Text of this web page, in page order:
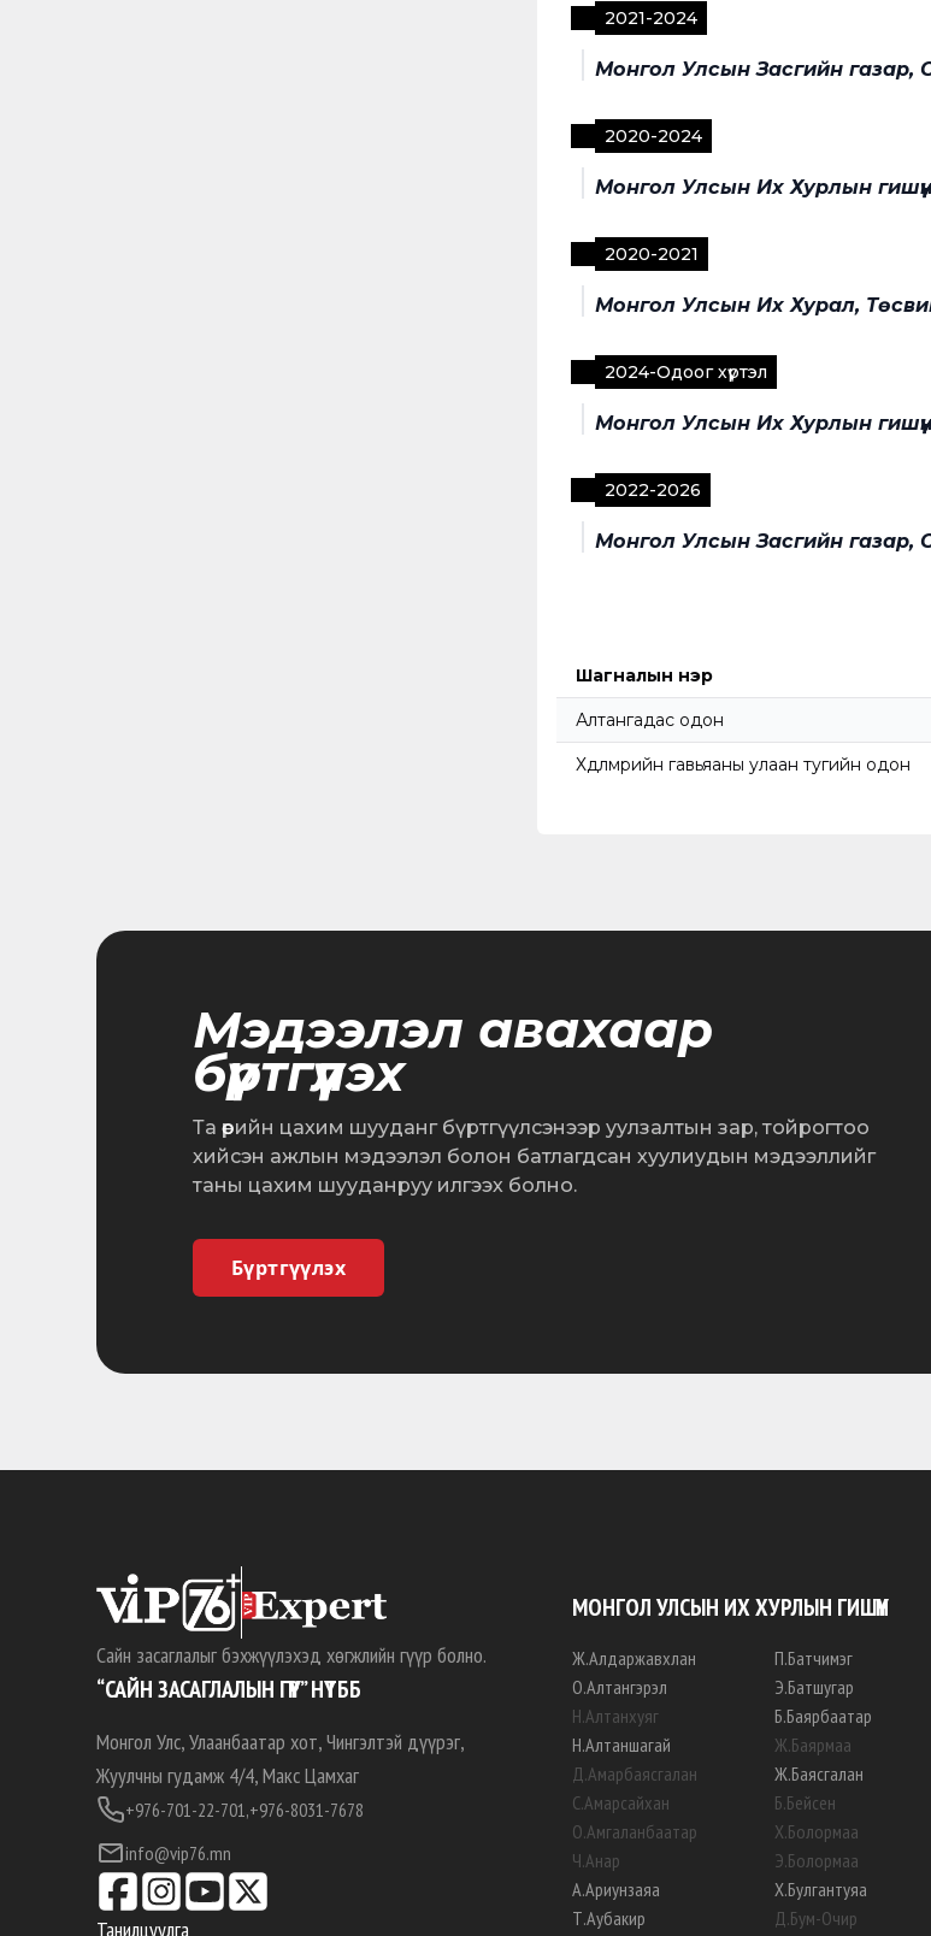
2021-2024
Монгол Улсын Засгийн газар,
2020-2024
Монгол Улсын Их Хурлын
2020-2021
Монгол Улсын Их Хурал,
2024-Одоог хүртэл
Монгол Улсын Их Хурлын
2022-2026
Монгол Улсын Засгийн газар,
Шагналын нэр
Алтангадас одон
Хөдөлмөрийн гавьяаны улаан тугийн одон
Мэдээлэл авахаар
бүртгүүлэх
Та өөрийн цахим шууданг бүртгүүлсэнээр уулзалтын зар, тойрогтоо
хийсэн ажлын мэдээлэл болон батлагдсан хуулиудын мэдээллийг
таны цахим шууданруу илгээх болно.
Бүртгүүлэх
Сайн засаглалыг бэхжүүлэхэд хөгжлийн гүүр болно.
“САЙН ЗАСАГЛАЛЫН ГҮҮР” НҮТББ
Монгол Улс, Улаанбаатар хот, Чингэлтэй дүүрэг,
Жуулчны гудамж 4/4, Макс Цамхаг
+976-701-22-701,+976-8031-7678
info@vip76.mn
Танилцуулга
МОНГОЛ УЛСЫН ИХ ХУРЛЫН ГИШҮҮН
Ж.Алдаржавхлан
О.Алтангэрэл
Н.Алтанхуяг
Н.Алтаншагай
Д.Амарбаясгалан
С.Амарсайхан
О.Амгаланбаатар
Ч.Анар
А.Ариунзаяа
Т.Аубакир
П.Батчимэг
Э.Батшугар
Б.Баярбаатар
Ж.Баярмаа
Ж.Баясгалан
Б.Бейсен
Х.Болормаа
Э.Болормаа
Х.Булгантуяа
Д.Бум-Очир